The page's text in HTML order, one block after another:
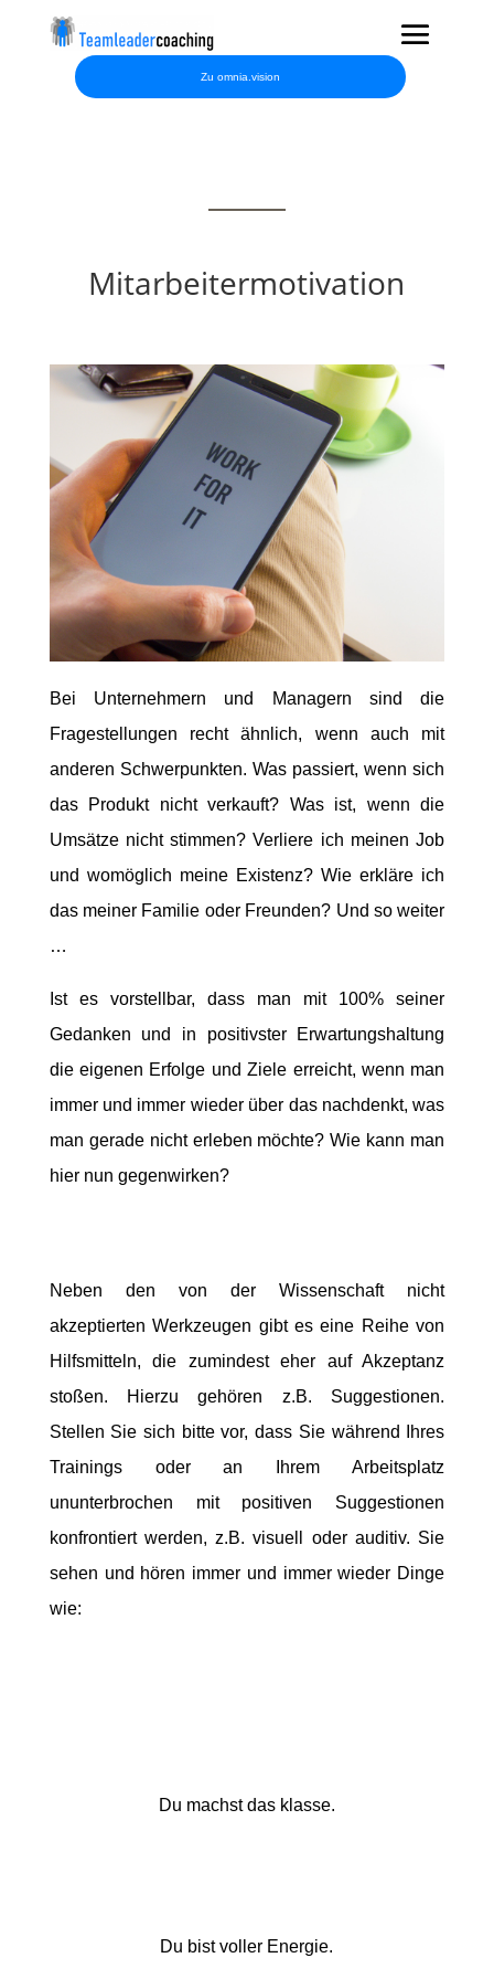
Zu omnia.vision
Mitarbeitermotivation
Bei Unternehmern und Managern sind die
Fragestellungen recht ähnlich, wenn auch mit
anderen Schwerpunkten. Was passiert, wenn sich
das Produkt nicht verkauft? Was ist, wenn die
Umsätze nicht stimmen? Verliere ich meinen Job
und womöglich meine Existenz? Wie erkläre ich
das meiner Familie oder Freunden? Und so weiter
…
Ist es vorstellbar, dass man mit 100% seiner
Gedanken und in positivster Erwartungshaltung
die eigenen Erfolge und Ziele erreicht, wenn man
immer und immer wieder über das nachdenkt, was
man gerade nicht erleben möchte? Wie kann man
hier nun gegenwirken?
Neben den von der Wissenschaft nicht
akzeptierten Werkzeugen gibt es eine Reihe von
Hilfsmitteln, die zumindest eher auf Akzeptanz
stoßen. Hierzu gehören z.B. Suggestionen.
Stellen Sie sich bitte vor, dass Sie während Ihres
Trainings oder an Ihrem Arbeitsplatz
ununterbrochen mit positiven Suggestionen
konfrontiert werden, z.B. visuell oder auditiv. Sie
sehen und hören immer und immer wieder Dinge
wie:
Du machst das klasse.
Du bist voller Energie.